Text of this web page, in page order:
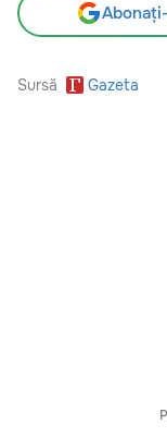
Sursă Gazeta